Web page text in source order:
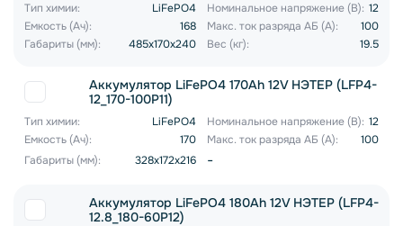
Тип химии: LiFePO4 Номинальное напряжение (В): 12
Емкость (Ач):
168 Макс. ток разряда АБ (А):
100
Габариты (мм):
485x170x240 Вес (кг): 19.5
Аккумулятор LiFePO4 170Ah 12V НЭТЕР (LFP4-
12_170-100P11)
Тип химии: LiFePO4 Номинальное напряжение (В): 12
Емкость (Ач):
170 Макс. ток разряда АБ (А):
100
Габариты (мм):
328x172x216 -
Аккумулятор LiFePO4 180Ah 12V НЭТЕР (LFP4-
12.8_180-60P12)